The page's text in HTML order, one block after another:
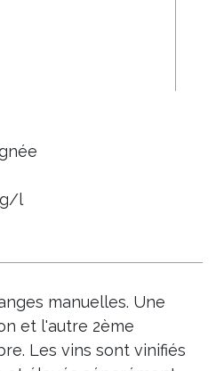
g/l
manuelles. Une
et l'autre 2ème
Les vins sont vinifiés